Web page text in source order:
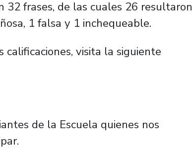
frases, de las cuales 26 resultaron
1 falsa y 1 inchequeable.
calificaciones, visita la siguiente
de la Escuela quienes nos